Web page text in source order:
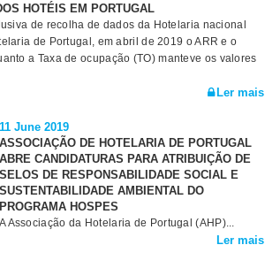
HOTÉIS EM PORTUGAL
de recolha de dados da Hotelaria nacional
de Portugal, em abril de 2019 o ARR e o
a Taxa de ocupação (TO) manteve os valores
Ler mais
11 June 2019
ASSOCIAÇÃO DE HOTELARIA DE PORTUGAL
ABRE CANDIDATURAS PARA ATRIBUIÇÃO DE
SELOS DE RESPONSABILIDADE SOCIAL E
SUSTENTABILIDADE AMBIENTAL DO
PROGRAMA HOSPES
A Associação da Hotelaria de Portugal (AHP)...
Ler mais